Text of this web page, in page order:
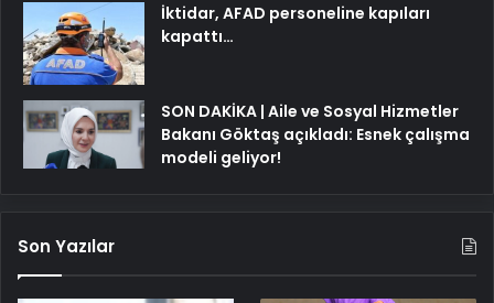
İktidar, AFAD personeline kapıları
kapattı…
SON DAKİKA | Aile ve Sosyal Hizmetler
Bakanı Göktaş açıkladı: Esnek çalışma
modeli geliyor!
Son Yazılar